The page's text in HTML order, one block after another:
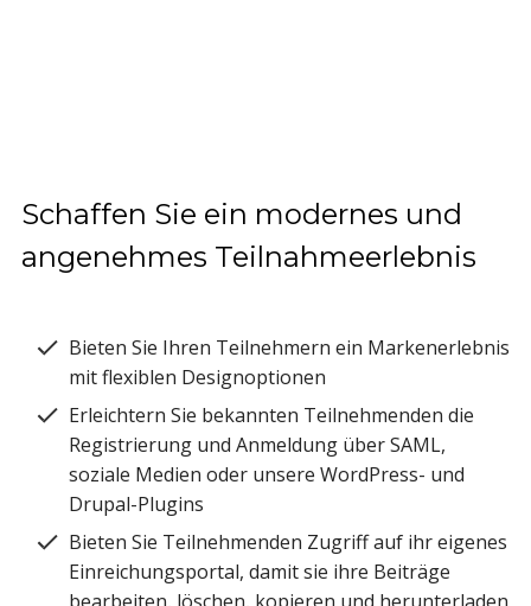
Schaffen Sie ein modernes und
angenehmes Teilnahmeerlebnis
Bieten Sie Ihren Teilnehmern ein Markenerlebnis
mit flexiblen Designoptionen
Erleichtern Sie bekannten Teilnehmenden die
Registrierung und Anmeldung über SAML,
soziale Medien oder unsere WordPress- und
Drupal-Plugins
Bieten Sie Teilnehmenden Zugriff auf ihr eigenes
Einreichungsportal, damit sie ihre Beiträge